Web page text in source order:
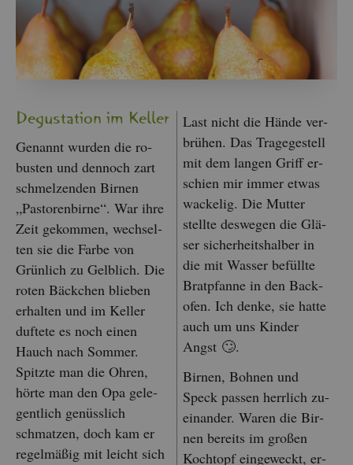
De­gus­ta­ti­on im Kel­ler
Ge­nannt wur­den die ro­
bus­ten und den­noch zart
schmel­zen­den Bir­nen
„Pas­to­ren­bir­ne“. War ihre
Zeit ge­kom­men, wech­sel­
ten sie die Farbe von
Grün­lich zu Gelb­lich. Die
roten Bäck­chen blie­ben
er­hal­ten und im Kel­ler
duf­te­te es noch einen
Hauch nach Som­mer.
Spitz­te man die Ohren,
hörte man den Opa ge­le­
gent­lich ge­nüss­lich
schmat­zen, doch kam er
re­gel­mä­ßig mit leicht sich
Last nicht die Hände ver­
brü­hen. Das Tra­ge­ge­stell
mit dem lan­gen Griff er­
schien mir immer etwas
wa­cke­lig. Die Mut­ter
stell­te des­we­gen die Glä­
ser si­cher­heits­hal­ber in
die mit Was­ser be­füll­te
Brat­pfan­ne in den Back­
ofen. Ich denke, sie hatte
auch um uns Kin­der
Angst 🙄.
Bir­nen, Boh­nen und
Speck pas­sen herr­lich zu­
ein­an­der. Waren die Bir­
nen be­reits im gro­ßen
Koch­topf ein­ge­weckt, er­